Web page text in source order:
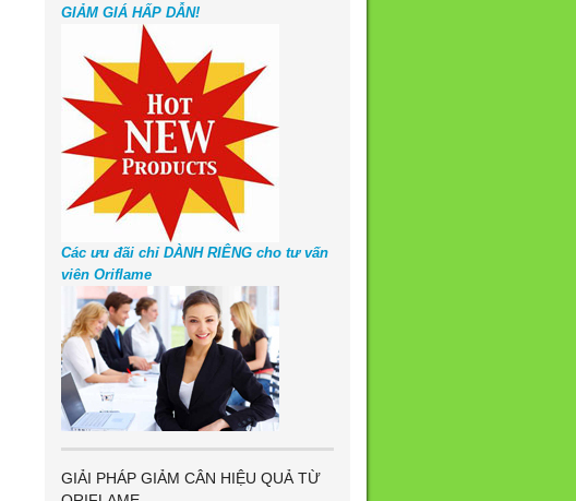
GIẢM GIÁ HẤP DẪN!
Các ưu đãi chỉ DÀNH RIÊNG cho tư vấn
viên Oriflame
GIẢI PHÁP GIẢM CÂN HIỆU QUẢ TỪ